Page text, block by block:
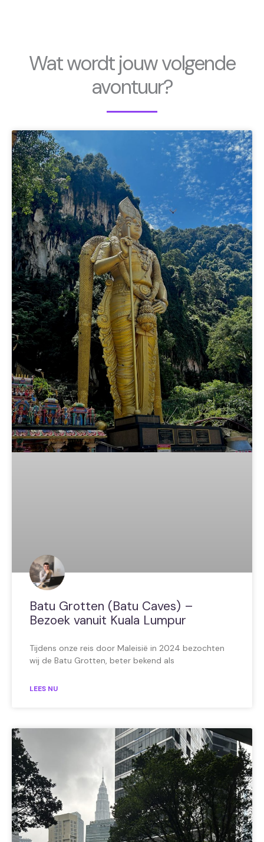
Wat wordt jouw volgende
avontuur?
Batu Grotten (Batu Caves) –
Bezoek vanuit Kuala Lumpur
Tijdens onze reis door Maleisië in 2024 bezochten
wij de Batu Grotten, beter bekend als
LEES NU